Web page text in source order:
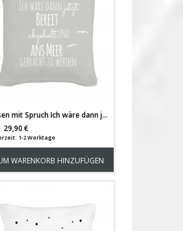
Kissen mit Spruch Ich wäre dann jetzt bereit... mit Möwen und inklusive Füllung k03
29,90 €
1-2 Werktage
WARENKORB HINZUFÜGEN